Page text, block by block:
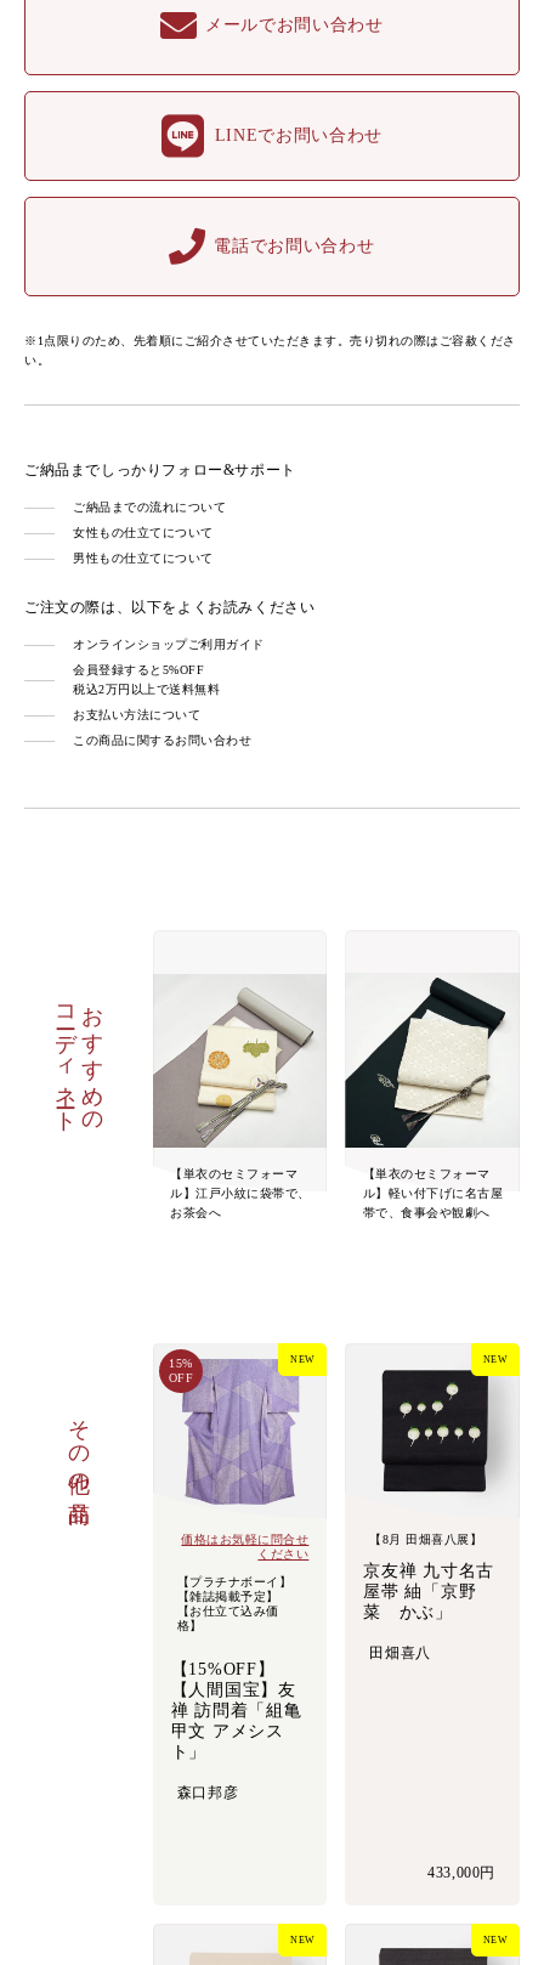
メールでお問い合わせ
LINEでお問い合わせ
電話でお問い合わせ
※1点限りのため、先着順にご紹介させていただきます。売り切れの際はご容赦くださ
い。
ご納品までしっかりフォロー&サポート
ご納品までの流れについて
女性もの仕立てについて
男性もの仕立てについて
ご注文の際は、以下をよくお読みください
オンラインショップご利用ガイド
会員登録すると5%OFF
税込2万円以上で送料無料
お支払い方法について
この商品に関するお問い合わせ
おすすめの
コーディネート
【単衣のセミフォーマ
ル】江戸小紋に袋帯で、
お茶会へ
【単衣のセミフォーマ
ル】軽い付下げに名古屋
帯で、食事会や観劇へ
その他の商品
価格はお気軽に問合せ
ください
【プラチナボーイ】
【雑誌掲載予定】
【お仕立て込み価
格】
【15%OFF】
【人間国宝】友
禅 訪問着「組亀
甲文 アメシス
ト」
森口邦彦
NEW
15%
OFF
【8月 田畑喜八展】
京友禅 九寸名古
屋帯 紬「京野
菜 かぶ」
田畑喜八
433,000円
NEW
NEW NEW